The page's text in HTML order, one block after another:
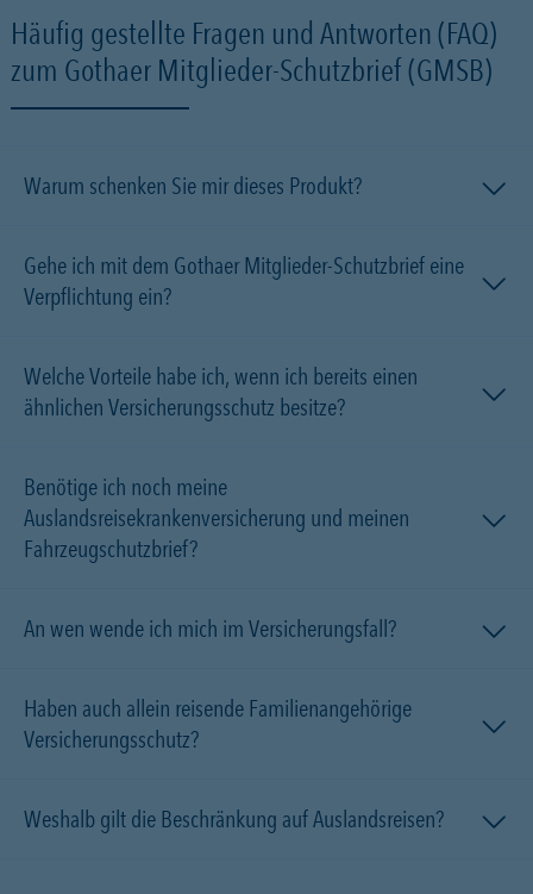
Häufig gestellte Fragen und Antworten (FAQ)
zum Gothaer Mitglieder-Schutzbrief (GMSB)
Warum schenken Sie mir dieses Produkt?
Gehe ich mit dem Gothaer Mitglieder-Schutzbrief eine
Verpflichtung ein?
Welche Vorteile habe ich, wenn ich bereits einen
ähnlichen Versicherungsschutz besitze?
Benötige ich noch meine
Auslandsreisekrankenversicherung und meinen
Fahrzeugschutzbrief?
An wen wende ich mich im Versicherungsfall?
Haben auch allein reisende Familien­angehörige
Versicherungsschutz?
Weshalb gilt die Beschränkung auf Auslandsreisen?